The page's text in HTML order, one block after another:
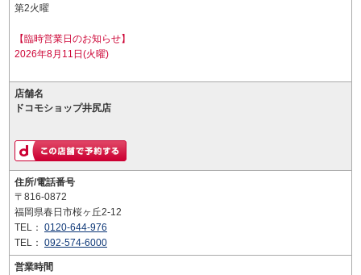
第2火曜
【臨時営業日のお知らせ】
2026年8月11日(火曜)
店舗名
ドコモショップ井尻店
住所/電話番号
〒816-0872
福岡県春日市桜ヶ丘2-12
TEL： 0120-644-976
TEL： 092-574-6000
営業時間